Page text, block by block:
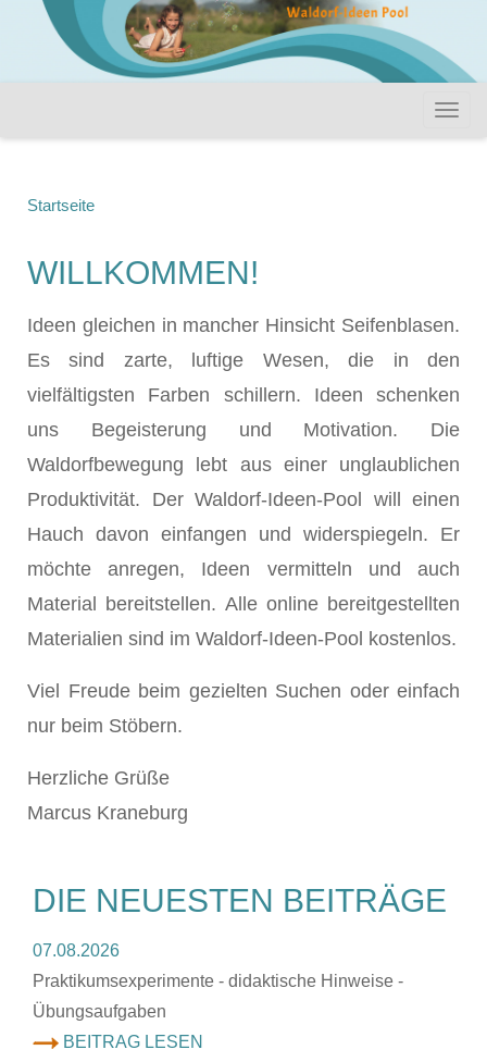
Startseite
WILLKOMMEN!
Ideen gleichen in mancher Hinsicht Seifenblasen.
Es sind zarte, luftige Wesen, die in den
vielfältigsten Farben schillern. Ideen schenken
uns Begeisterung und Motivation. Die
Waldorfbewegung lebt aus einer unglaublichen
Produktivität. Der Waldorf-Ideen-Pool will einen
Hauch davon einfangen und widerspiegeln. Er
möchte anregen, Ideen vermitteln und auch
Material bereitstellen. Alle online bereitgestellten
Materialien sind im Waldorf-Ideen-Pool kostenlos.
Viel Freude beim gezielten Suchen oder einfach
nur beim Stöbern.
Herzliche Grüße
Marcus Kraneburg
DIE NEUESTEN BEITRÄGE
07.08.2026
Praktikumsexperimente - didaktische Hinweise -
Übungsaufgaben
BEITRAG LESEN